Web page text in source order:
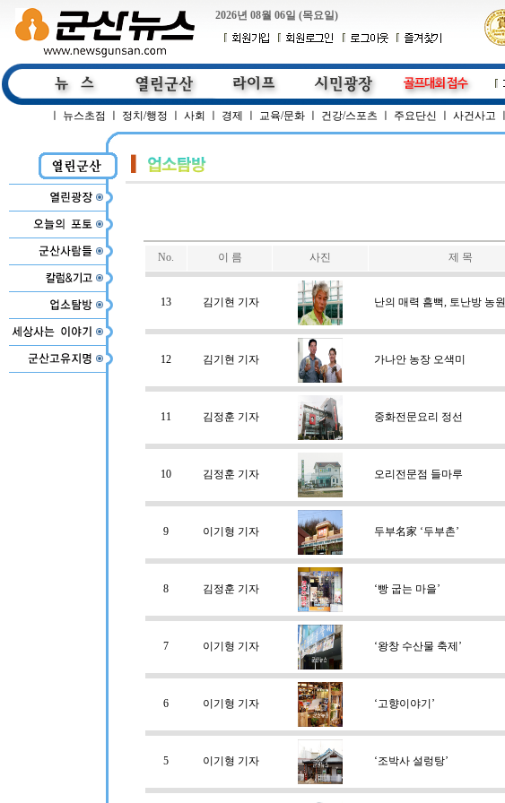
2026년 08월 06일 (목요일)
뉴스초점 정치/행정 사회 경제 교육/문화 건강/스포츠 주요단신 사건사고
No. 이 름 사진 제 목
13 김기현 기자 난의 매력 흠뻑, 토난방 농원
12 김기현 기자 가나안 농장 오색미
11 김정훈 기자 중화전문요리 정선
10 김정훈 기자 오리전문점 들마루
9 이기형 기자 두부名家 ‘두부촌’
8 김정훈 기자 ‘빵 굽는 마을’
7 이기형 기자 ‘왕창 수산물 축제’
6 이기형 기자 ‘고향이야기’
5 이기형 기자 ‘조박사 설렁탕’